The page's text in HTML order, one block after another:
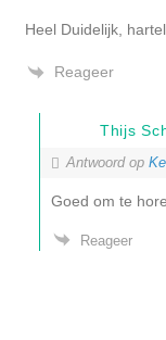
Heel Duidelijk,
Reageer
Thijs
Antwoord op
Goed om te
Reageer